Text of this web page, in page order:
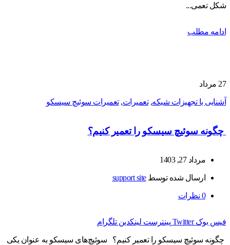
شکل تعمی...
ادامه مطلب
27 مرداد
آشنایی با تجهیزات شبکه,تعمیرات,تعمیرات سوئیچ سیسکو
چگونه سوئیچ سیسکو را تعمیر کنیم؟
مرداد 27, 1403
ارسال شده توسطsupport site
0 نظرات
فیس بوک Twitter پینترست لینکدین تلگرام
چگونه سوئیچ سیسکو را تعمیر کنیم؟ سوئیچ‌های سیسکو به عنوان یکی